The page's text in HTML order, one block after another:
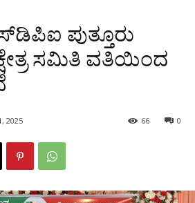
ಪುತ್ತೂರು
ಸಮಿತಿ ವತಿಯಿಂದ
2025 0
66